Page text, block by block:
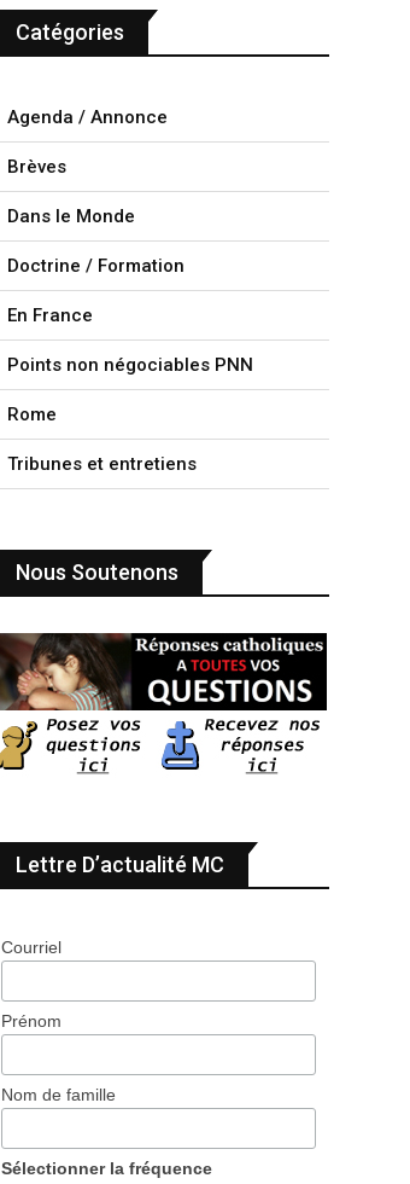
Catégories
Agenda / Annonce
Brèves
Dans le Monde
Doctrine / Formation
En France
Points non négociables PNN
Rome
Tribunes et entretiens
Nous Soutenons
Lettre D’actualité MC
Courriel
Prénom
Nom de famille
Sélectionner la fréquence